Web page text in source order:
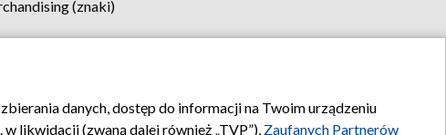
(znaki)
reklamy Kontakt
danych, dostęp do informacji na Twoim urządzeniu
likwidacji (zwaną dalej również „TVP”), Zaufanych Partnerów